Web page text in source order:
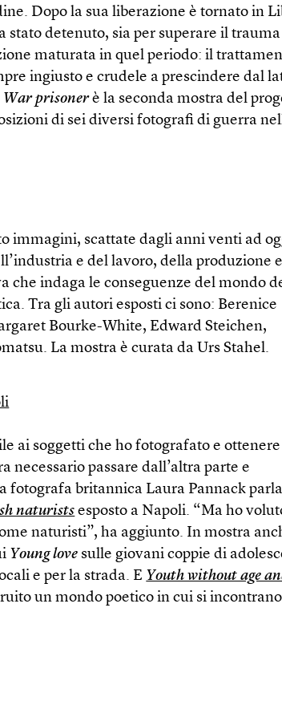
Dopo la sua liberazione è tornato in
stato detenuto, sia per superare il trauma
maturata in quel periodo: il
ingiusto e crudele a prescindere dal
War prisonerè la seconda mostra del
di sei diversi fotografi di guerra
immagini, scattate dagli anni venti ad
e del lavoro, della produzione
che indaga le conseguenze del mondo
Tra gli autori esposti ci sono: Berenice
Bourke-White, Edward Steichen,
La mostra è curata da Urs Stahel.
ai soggetti che ho fotografato e ottenere
necessario passare dall’altra parte e
fotografa britannica Laura Pannack
naturists esposto a Napoli. “Ma ho
naturisti”, ha aggiunto. In mostra
Young love sulle giovani coppie di
e per la strada. E Youth without age
un mondo poetico in cui si incontrano